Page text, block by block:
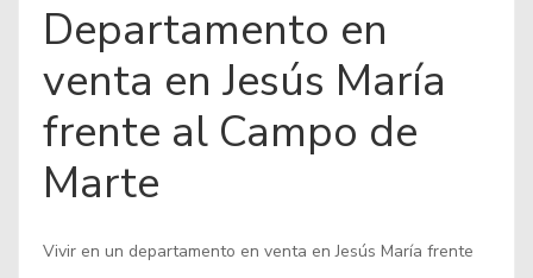
Departamento en
venta en Jesús María
frente al Campo de
Marte
Vivir en un departamento en venta en Jesús María frente